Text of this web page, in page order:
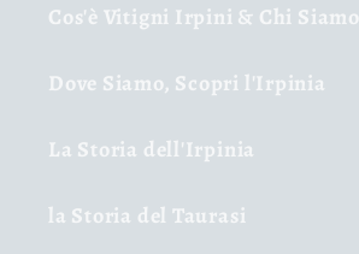
Cos'è Vitigni Irpini & Chi Siamo
Dove Siamo, Scopri l'Irpinia
La Storia dell'Irpinia
la Storia del Taurasi